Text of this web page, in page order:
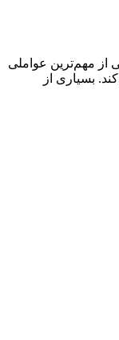
از مهم‌ترین عواملی
بسیاری از